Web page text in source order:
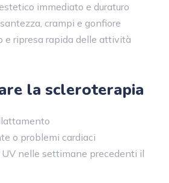
immediato e duraturo
crampi e gonfiore
e ripresa rapida delle attività
la scleroterapia
o problemi cardiaci
UV nelle settimane precedenti il